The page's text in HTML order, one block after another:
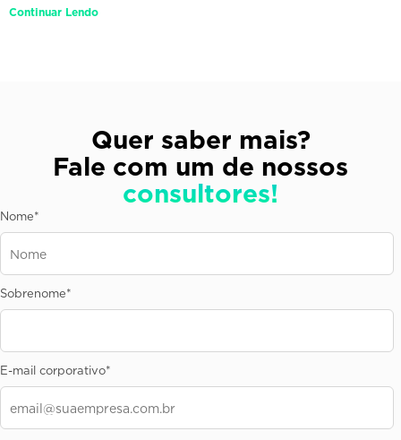
Continuar Lendo
Quer saber mais?
Fale com um de nossos
consultores!
Nome*
Sobrenome*
E-mail corporativo*